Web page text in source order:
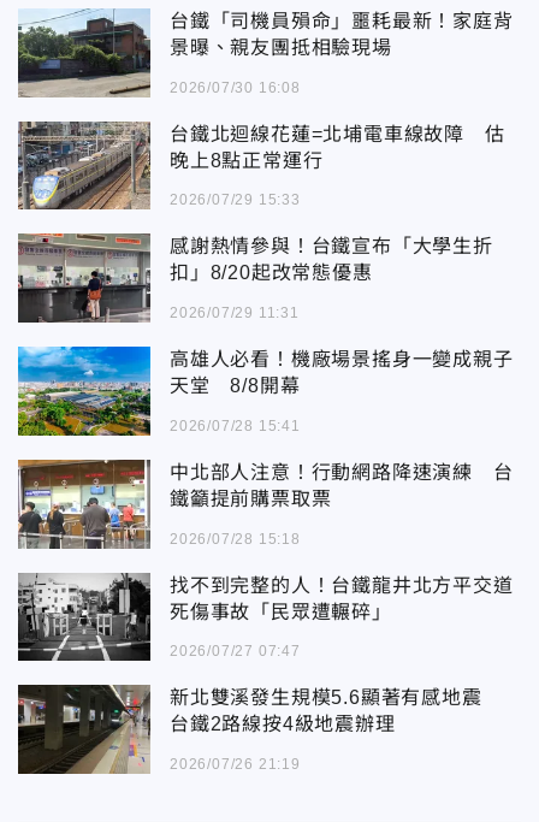
台鐵「司機員殞命」噩耗最新！家庭背
景曝、親友團抵相驗現場
2026/07/30 16:08
台鐵北迴線花蓮=北埔電車線故障 估
晚上8點正常運行
2026/07/29 15:33
感謝熱情參與！台鐵宣布「大學生折
扣」8/20起改常態優惠
2026/07/29 11:31
高雄人必看！機廠場景搖身一變成親子
天堂 8/8開幕
2026/07/28 15:41
中北部人注意！行動網路降速演練 台
鐵籲提前購票取票
2026/07/28 15:18
找不到完整的人！台鐵龍井北方平交道
死傷事故「民眾遭輾碎」
2026/07/27 07:47
新北雙溪發生規模5.6顯著有感地震
台鐵2路線按4級地震辦理
2026/07/26 21:19